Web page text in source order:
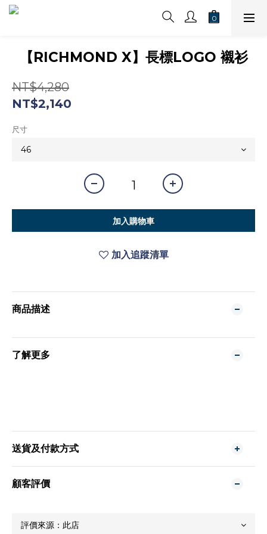
【RICHMOND X】長標LOGO 襯衫
NT$4,280
NT$2,140
尺寸
加入購物車
加入追蹤清單
商品描述
了解更多
送貨及付款方式
顧客評價